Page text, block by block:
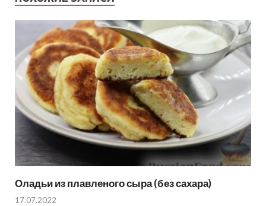
Оладьи из плавленого сыра (без сахара)
17.07.2022